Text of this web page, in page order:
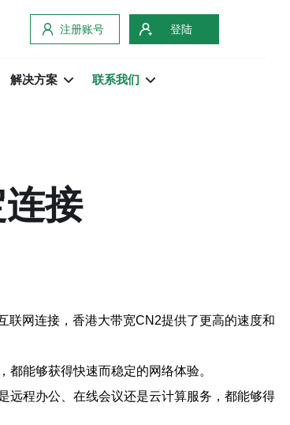
注册账号 登陆
解决方案 联系我们
接
联网连接，香港大带宽CN2提供了更高的速度和
能够获得快速而稳定的网络体验。
远程办公、在线会议还是云计算服务，都能够得